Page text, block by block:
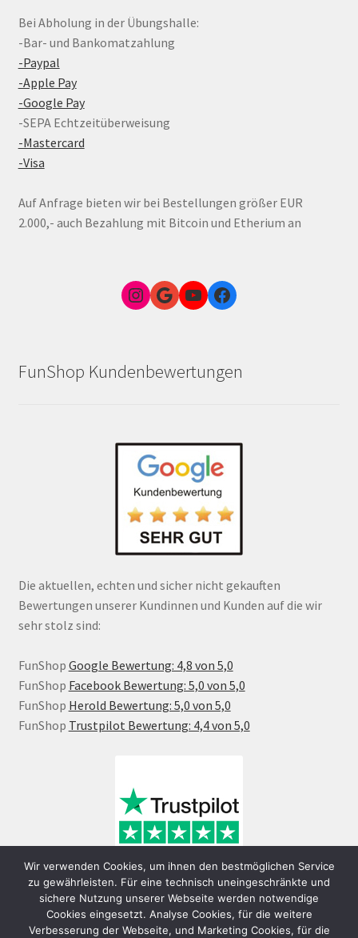
Bei Abholung in der Übungshalle:
-Bar- und Bankomatzahlung
-Paypal
-Apple Pay
-Google Pay
-SEPA Echtzeitüberweisung
-Mastercard
-Visa
Auf Anfrage bieten wir bei Bestellungen größer EUR
2.000,- auch Bezahlung mit Bitcoin und Etherium an
Instagram
Google Link zum FunShop WienYouTubeFacebook
FunShop Kundenbewertungen
Die aktuellen, echten und sicher nicht gekauften
Bewertungen unserer Kundinnen und Kunden auf die wir
sehr stolz sind:
FunShop Google Bewertung: 4,8 von 5,0
FunShop Facebook Bewertung: 5,0 von 5,0
FunShop Herold Bewertung: 5,0 von 5,0
FunShop Trustpilot Bewertung: 4,4 von 5,0
Wir verwenden Cookies, um ihnen den bestmöglichen Service
zu gewährleisten. Für eine technisch uneingeschränkte und
sichere Nutzung unserer Webseite werden notwendige
Cookies eingesetzt. Analyse Cookies, für die weitere
Verbesserung der Webseite, und Marketing Cookies, für die